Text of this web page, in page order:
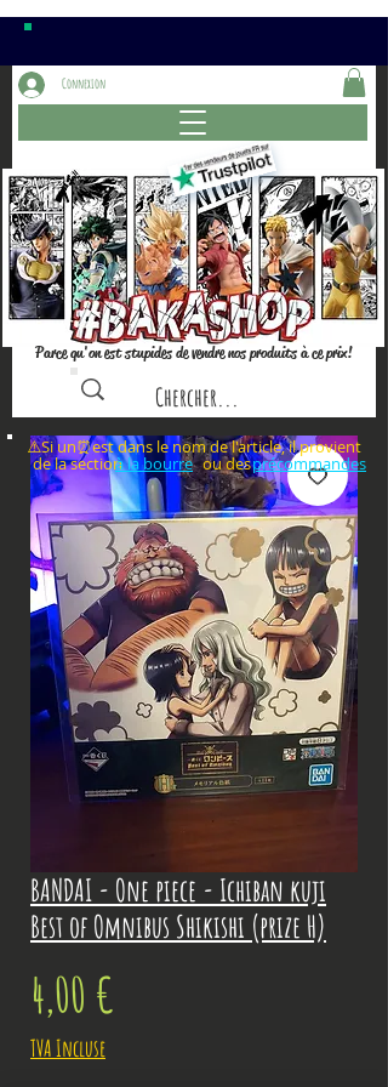
Parce qu'on est stupides de vendre nos produits à ce prix!
Connexion
BANDAI - One piece - Ichiban kuji
Best of Omnibus Shikishi (prize H)
4,00 €
TVA Incluse
⚠️Si un⏰est dans le nom de l'article, il provient
de la section ou des
à la bourre précommandes